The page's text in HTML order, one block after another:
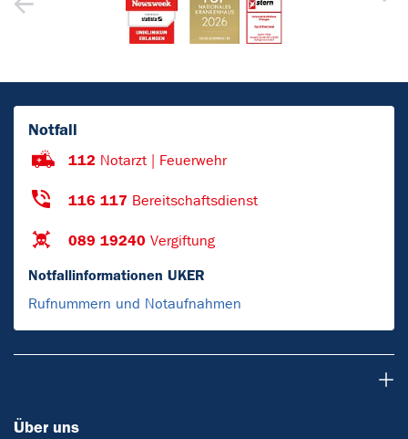
Notfall
112 Notarzt | Feuerwehr
116 117 Bereitschaftsdienst
089 19240 Vergiftung
Notfallinformationen UKER
Rufnummern und Notaufnahmen
Über uns